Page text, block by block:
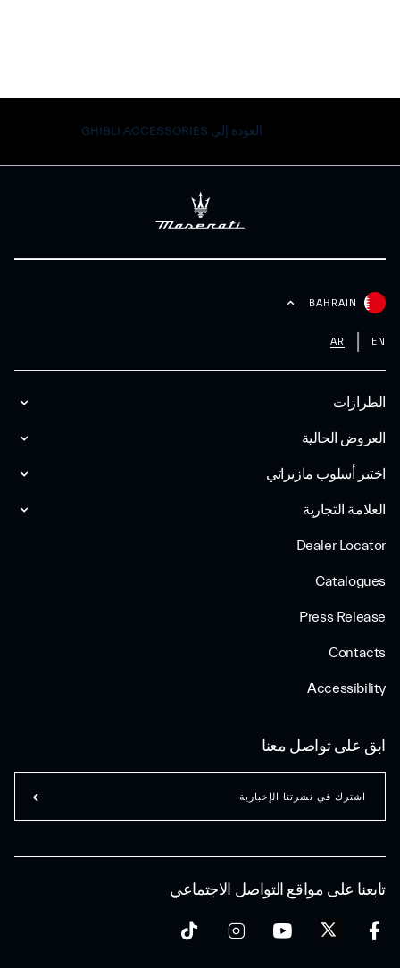
العودة إلى GHIBLI ACCESSORIES
الطرازات
العروض الحالية
اختبر أسلوب مازیراتي
العلامة التجارية
Dealer Locator
Catalogues
Press Release
Contacts
Accessibility
BAHRAIN
EN
AR
تابعنا على مواقع التواصل الاجتماعي
ابق على تواصل معنا
اشترك في نشرتنا الإخبارية